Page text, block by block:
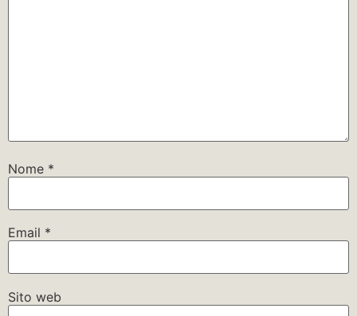
Nome *
Email *
Sito web